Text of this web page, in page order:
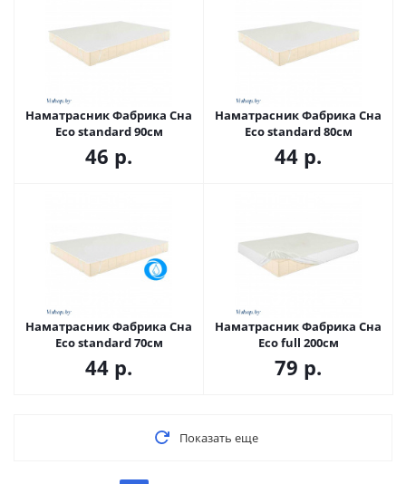
Наматрасник Фабрика Сна
Eco standard 90см
46 р.
Наматрасник Фабрика Сна
Eco standard 80см
44 р.
Наматрасник Фабрика Сна
Eco standard 70см
44 р.
Наматрасник Фабрика Сна
Eco full 200см
79 р.
Показать еще